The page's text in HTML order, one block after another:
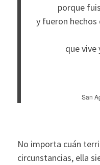
porque
y fueron
que vive
San
No importa cuán
circunstancias, ella